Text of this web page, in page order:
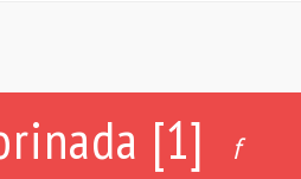
[1] f